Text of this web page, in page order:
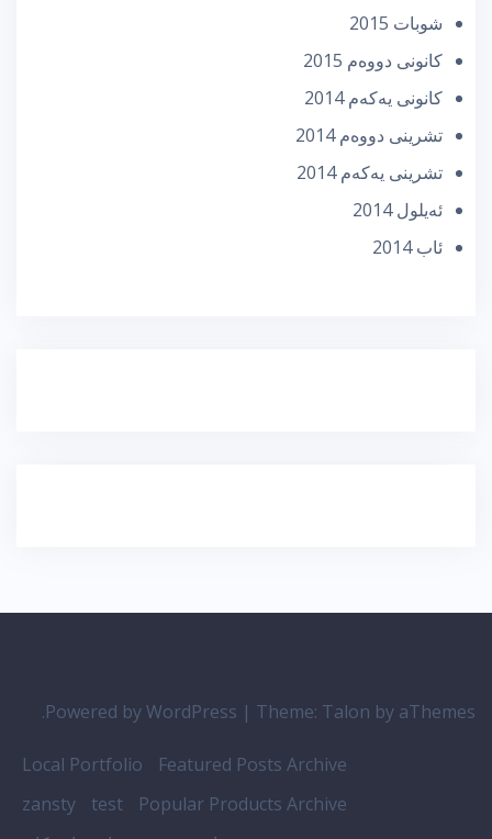
شوبات 2015
كانونی دووه‌م 2015
كانونی یه‌كه‌م 2014
تشرینی دووه‌م 2014
تشرینی یه‌كه‌م 2014
ئه‌یلول 2014
ئاب 2014
Powered by WordPress | Theme: Talon by aThemes.
Featured Posts Archive
Local Portfolio
Popular Products Archive
test
zansty